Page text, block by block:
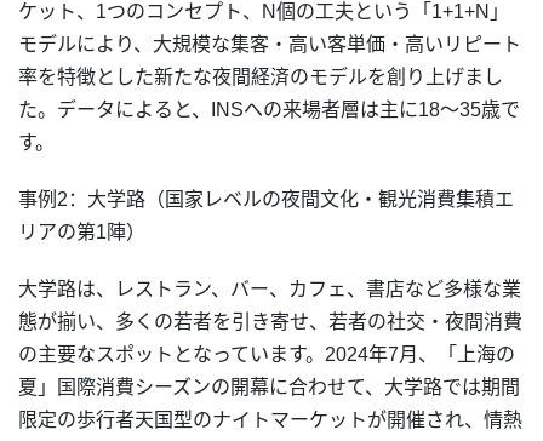
ケット、1つのコンセプト、N個の工夫という「1+1+N」
モデルにより、大規模な集客・高い客単価・高いリピート
率を特徴とした新たな夜間経済のモデルを創り上げまし
た。データによると、INSへの来場者層は主に18〜35歳で
す。
事例2：大学路（国家レベルの夜間文化・観光消費集積エ
リアの第1陣）
大学路は、レストラン、バー、カフェ、書店など多様な業
態が揃い、多くの若者を引き寄せ、若者の社交・夜間消費
の主要なスポットとなっています。2024年7月、「上海の
夏」国際消費シーズンの開幕に合わせて、大学路では期間
限定の歩行者天国型のナイトマーケットが開催され、情熱